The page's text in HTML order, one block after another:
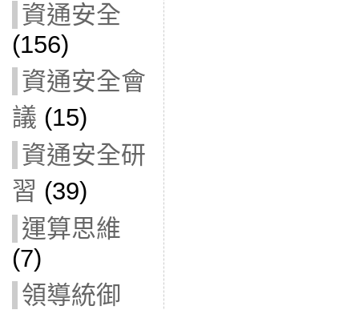
資通安全
(156)
資通安全會
議 (15)
資通安全研
習 (39)
運算思維
(7)
領導統御